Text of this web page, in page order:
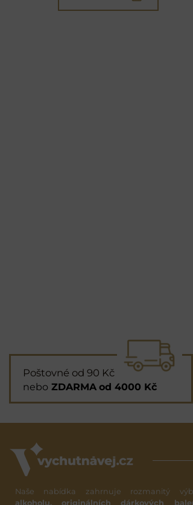
Poštovné od 90 Kč
nebo ZDARMA od 4000 Kč
Naše nabídka zahrnuje rozmanitý
alkoholu, originálních dárkových